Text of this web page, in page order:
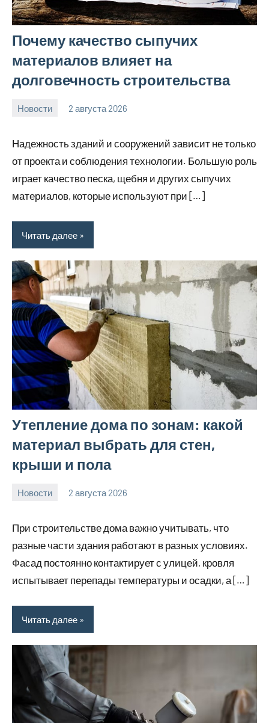
Почему качество сыпучих
материалов влияет на
долговечность строительства
Новости 2 августа 2026
Надежность зданий и сооружений зависит не только
от проекта и соблюдения технологии. Большую роль
играет качество песка, щебня и других сыпучих
материалов, которые используют при […]
Читать далее
Утепление дома по зонам: какой
материал выбрать для стен,
крыши и пола
Новости 2 августа 2026
При строительстве дома важно учитывать, что
разные части здания работают в разных условиях.
Фасад постоянно контактирует с улицей, кровля
испытывает перепады температуры и осадки, а […]
Читать далее